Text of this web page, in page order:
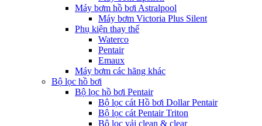
Máy bơm hồ bơi Astralpool
Máy bơm Victoria Plus Silent
Phụ kiện thay thế
Waterco
Pentair
Emaux
Máy bơm các hãng khác
Bộ lọc hồ bơi
Bộ lọc hồ bơi Pentair
Bộ lọc cát Hồ bơi Dollar Pentair
Bộ lọc cát Pentair Triton
Bộ lọc vải clean & clear